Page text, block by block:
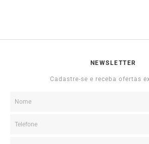
NEWSLETTER
Cadastre-se e receba ofertas